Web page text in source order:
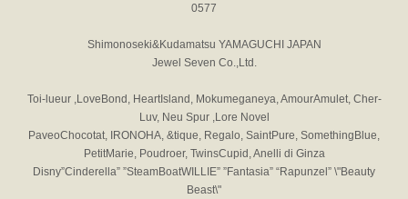
0577
Shimonoseki&Kudamatsu YAMAGUCHI JAPAN
Jewel Seven Co.,Ltd.
Toi-lueur ,LoveBond, HeartIsland, Mokumeganeya, AmourAmulet, Cher-
Luv, Neu Spur ,Lore Novel
PaveoChocotat, IRONOHA, &tique, Regalo, SaintPure, SomethingBlue,
PetitMarie, Poudroer, TwinsCupid, Anelli di Ginza
Disny”Cinderella” ”SteamBoatWILLIE” ”Fantasia” “Rapunzel” \"Beauty
Beast\"